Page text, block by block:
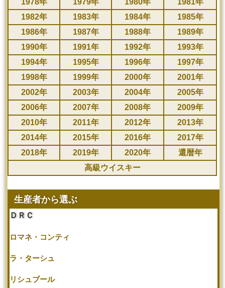
1978年
1979年 1980年
1981年
1982年
1983年 1984年
1985年
1986年
1987年 1988年
1989年
1990年
1991年 1992年
1993年
1994年
1995年 1996年
1997年
1998年
1999年 2000年
2001年
2002年
2003年 2004年
2005年
2006年
2007年 2008年
2009年
2010年
2011年 2012年
2013年
2014年
2015年 2016年
2017年
2018年
2019年 2020年
還暦年
高級ウイスキー
生産者から選ぶ
ＤＲＣ
ロマネ・コンティ
ラ・ターシュ
リシュブール